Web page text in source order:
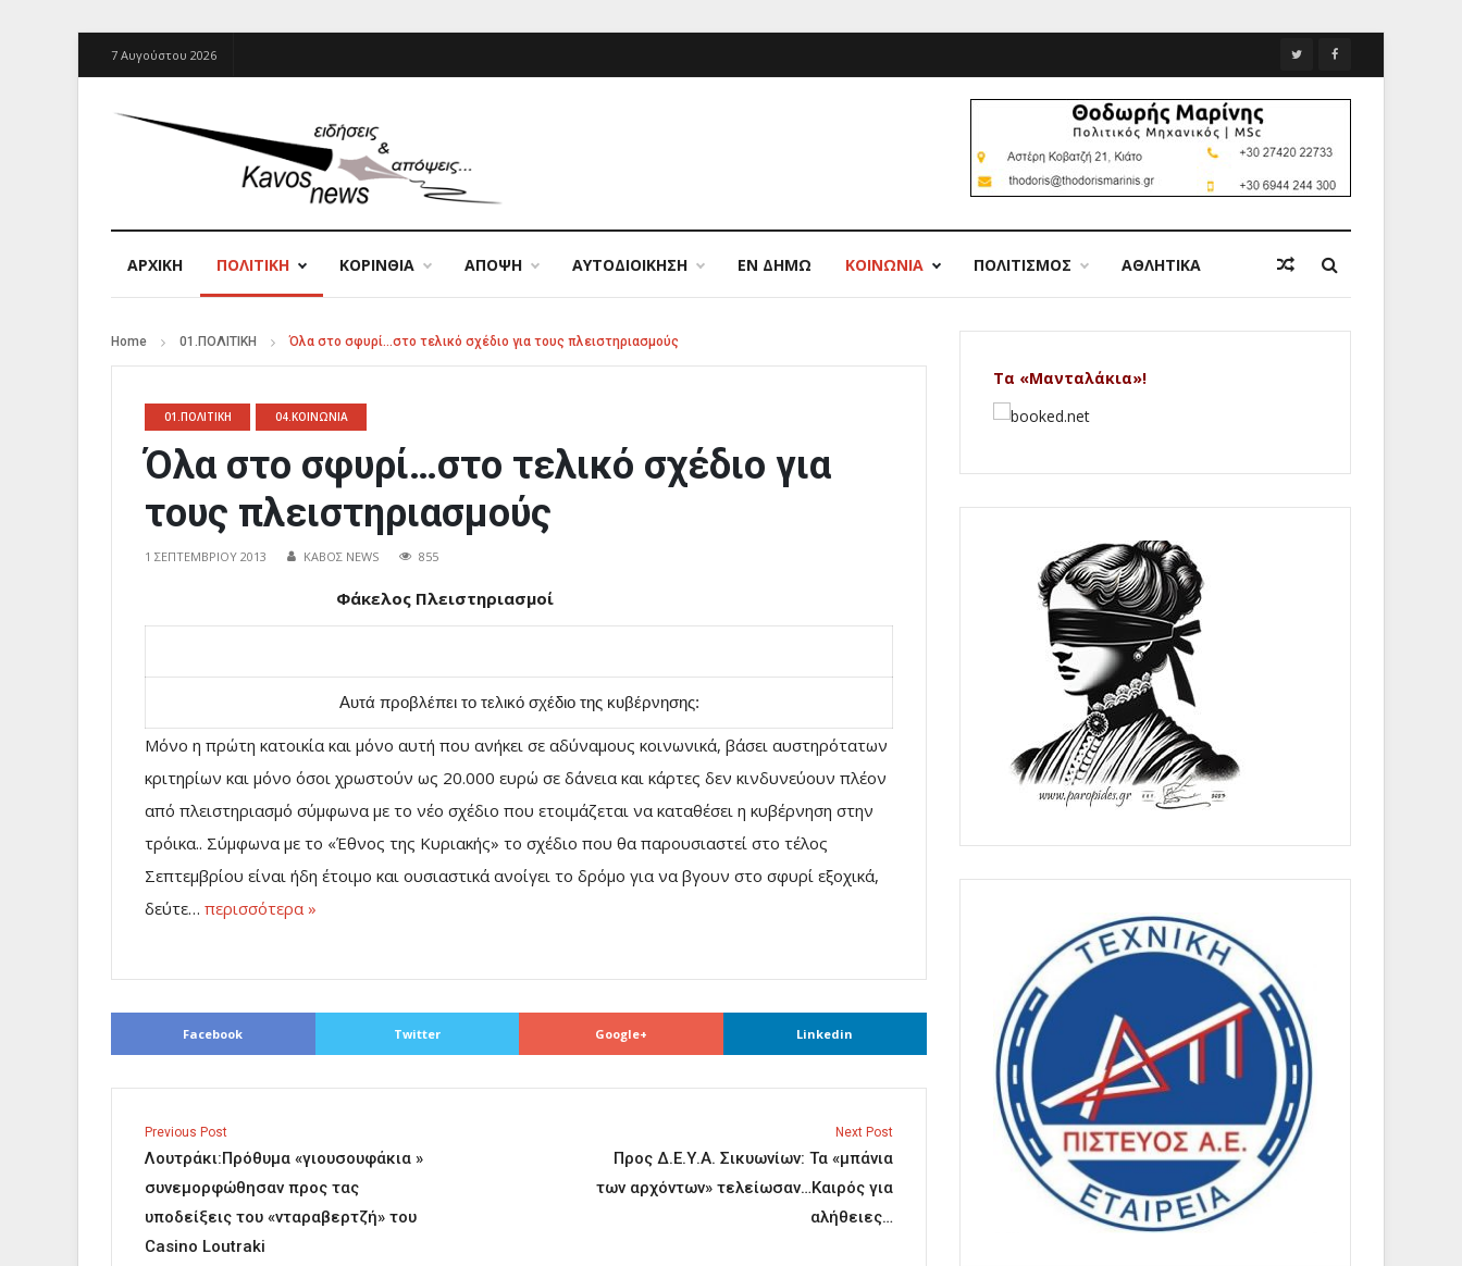
7 Αυγούστου 2026
ΑΡΧΙΚΉ ΠΟΛΙΤΙΚΗ ΚΟΡΙΝΘΙΑ ΑΠΟΨΗ ΑΥΤΟΔΙΟΙΚΗΣΗ ΕΝ ΔΗΜΩ ΚΟΙΝΩΝΙΑ ΠΟΛΙΤΙΣΜΟΣ ΑΘΛΗΤΙΚΑ
Home 01.ΠΟΛΙΤΙΚΗ Όλα στο σφυρί…στο τελικό σχέδιο για τους πλειστηριασμούς
01.ΠΟΛΙΤΙΚΗ 04.ΚΟΙΝΩΝΙΑ
Όλα στο σφυρί…στο τελικό σχέδιο για
τους πλειστηριασμούς
1 ΣΕΠΤΕΜΒΡΊΟΥ 2013 ΚΑΒΟΣ NEWS 855
Φάκελος Πλειστηριασμοί
Αυτά προβλέπει το τελικό σχέδιο της κυβέρνησης:
Μόνο η πρώτη κατοικία και μόνο αυτή που ανήκει σε αδύναμους κοινωνικά, βάσει αυστηρότατων
κριτηρίων και μόνο όσοι χρωστούν ως 20.000 ευρώ σε δάνεια και κάρτες δεν κινδυνεύουν πλέον
από πλειστηριασμό σύμφωνα με το νέο σχέδιο που ετοιμάζεται να καταθέσει η κυβέρνηση στην
τρόικα.. Σύμφωνα με το «Έθνος της Κυριακής» το σχέδιο που θα παρουσιαστεί στο τέλος
Σεπτεμβρίου είναι ήδη έτοιμο και ουσιαστικά ανοίγει το δρόμο για να βγουν στο σφυρί εξοχικά,
δεύτε… περισσότερα »
Facebook Twitter Google+ Linkedin
Previous Post
Λουτράκι:Πρόθυμα «γιουσουφάκια »
συνεμορφώθησαν προς τας
υποδείξεις του «νταραβερτζή» του
Casino Loutraki
Next Post
Προς Δ.Ε.Υ.Α. Σικυωνίων: Τα «μπάνια
των αρχόντων» τελείωσαν…Καιρός για
αλήθειες…
Τα «Μανταλάκια»!